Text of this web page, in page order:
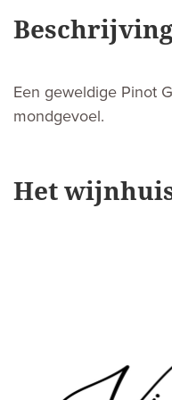
Een geweldige Pinot
mondgevoel.
Het